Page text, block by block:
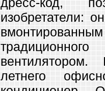
изобретатели:
летнего